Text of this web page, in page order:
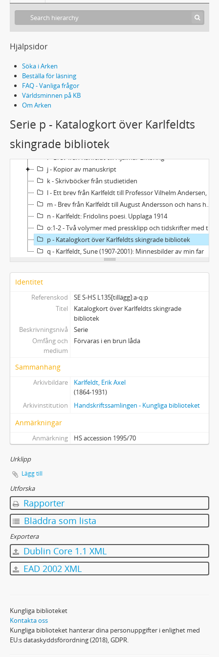
Hjälpsidor
Söka i Arken
Beställa för läsning
FAQ - Vanliga frågor
Världsminnen på KB
Om Arken
Serie p - Katalogkort över Karlfeldts
skingrade bibliotek
L135[tillägg]:a-q - Karlfeldts samling, tillägg (a-q)
a - Renskrifter till 8 dikter
b - Karlfeldt, Erik Axel: Dikter. 1-6, 1949
c - Brev från Karlfeldt till Aagot Lidforss
d - Diverse brev och dikter
f - Renskrifter av fyra dikter: Brusala, I marsvind, Tjugondedag, Ölandslegend
g - Renskrifter av fyra dikter: Brusala, I marsvind, Tjugondedag, Ölandslegend
h - Tysk översättning av: Det förgångna, Flora och Pomona
i - Brev från Karlfeldt till Hjalmar Embring
j - Kopior av manuskript
k - Skrivböcker från studietiden
l - Ett brev från Karlfeldt till Professor Vilhelm Andersen, 5/2 1909
m - Brev från Karlfeldt till August Andersson och hans hustru Hilma
n - Karlfeldt: Fridolins poesi. Upplaga 1914
o:1-2 - Två volymer med pressklipp och tidskrifter med texter av och om Karlfeldt
p - Katalogkort över Karlfeldts skingrade bibliotek
q - Karlfeldt, Sune (1907-2001): Minnesbilder av min far
Identitet
Referenskod
SE S-HS L135[tillägg]:a-q:p
Titel
Katalogkort över Karlfeldts skingrade
bibliotek
Beskrivningsnivå
Serie
Omfång och
medium
Förvaras i en brun låda
Sammanhang
Arkivbildare
Karlfeldt, Erik Axel
(1864-1931)
Arkivinstitution
Handskriftssamlingen - Kungliga biblioteket
Anmärkningar
Anmärkning HS accession 1995/70
Urklipp
Lägg till
Utforska
Rapporter
Bläddra som lista
Exportera
Dublin Core 1.1 XML
EAD 2002 XML
Kungliga biblioteket
Kontakta oss
Kungliga biblioteket hanterar dina personuppgifter i enlighet med
EU:s dataskyddsförordning (2018), GDPR.